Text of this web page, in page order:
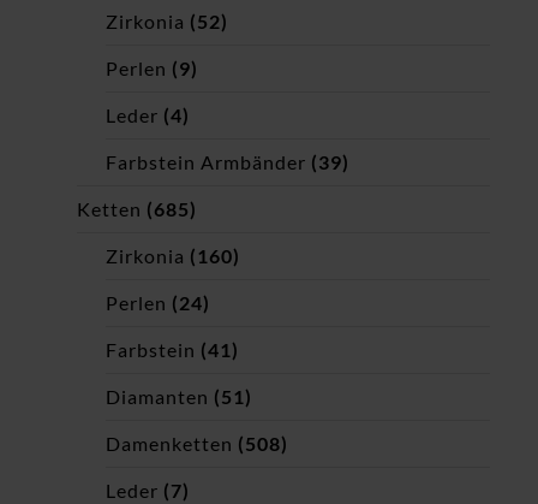
Zirkonia (52)
Perlen (9)
Leder (4)
Farbstein Armbänder (39)
Ketten (685)
Zirkonia (160)
Perlen (24)
Farbstein (41)
Diamanten (51)
Damenketten (508)
Leder (7)